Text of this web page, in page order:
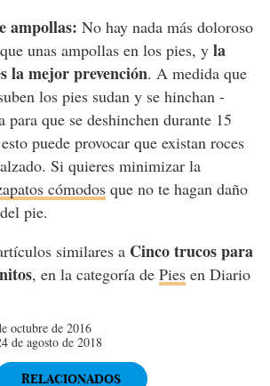
ampollas: No hay nada más doloroso
unas ampollas en los pies, y la
la mejor prevención. A medida que
los pies sudan y se hinchan -
para que se deshinchen durante 15
puede provocar que existan roces
Si quieres minimizar la
cómodosque no te hagan daño
pie.
similares a Cinco trucos para
, en la categoría de Piesen Diario
octubre de 2016
de agosto de 2018
RELACIONADOS